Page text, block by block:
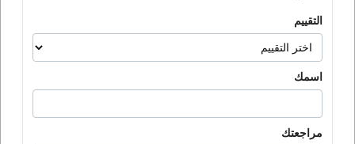
التقييم
اسمك
مراجعتك